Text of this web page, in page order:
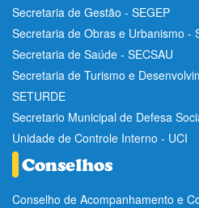
Secretaria de Gestão - SEGEP
Secretaria de Obras e Urbanismo -
Secretaria de Saúde - SECSAU
Secretaria de Turismo e
SETURDE
Secretario Municipal de Defesa
Unidade de Controle Interno - UCI
Conselho de Acompanhamento e